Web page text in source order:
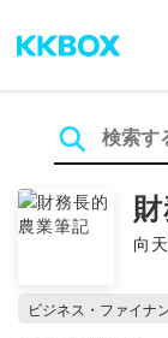
向
ビジネス・ファイナ